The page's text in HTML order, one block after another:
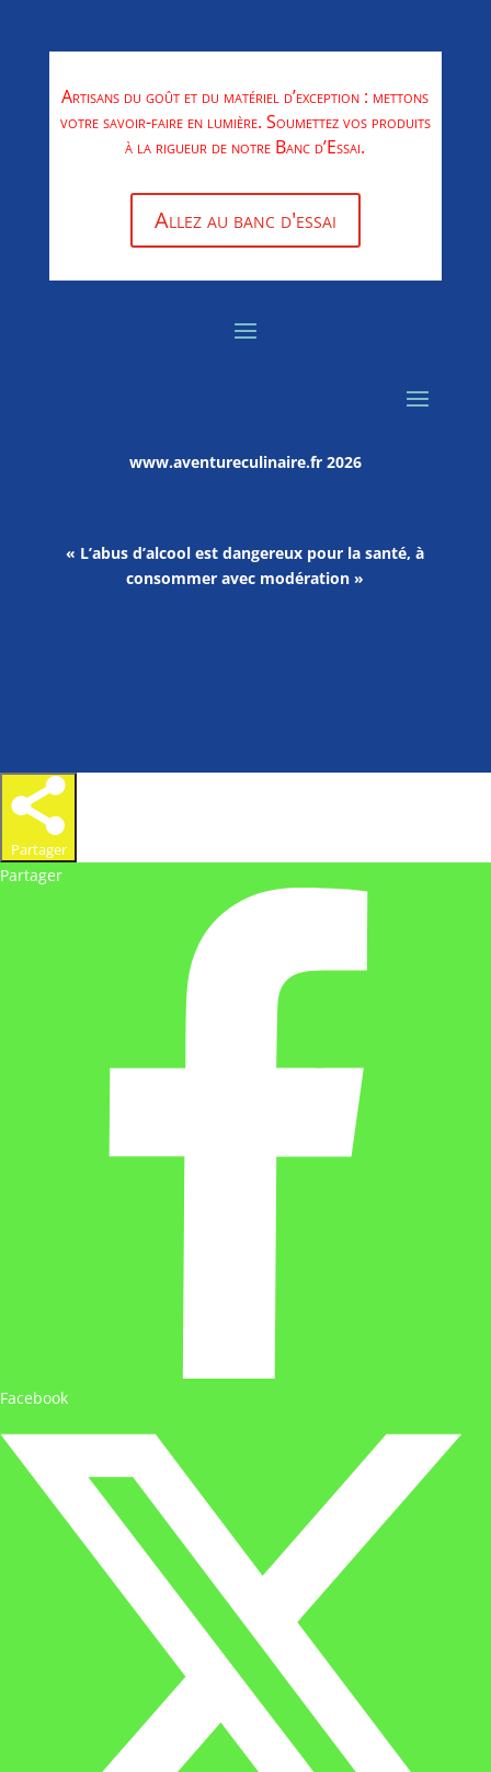
Artisans du goût et du matériel d’exception : mettons
votre savoir-faire en lumière. Soumettez vos produits
à la rigueur de notre Banc d’Essai.
Allez au banc d'essai
www.aventureculinaire.fr2026
« L’abus d’alcool est dangereux pour la santé, à
consommer avec modération »
Partager
Partager
Facebook